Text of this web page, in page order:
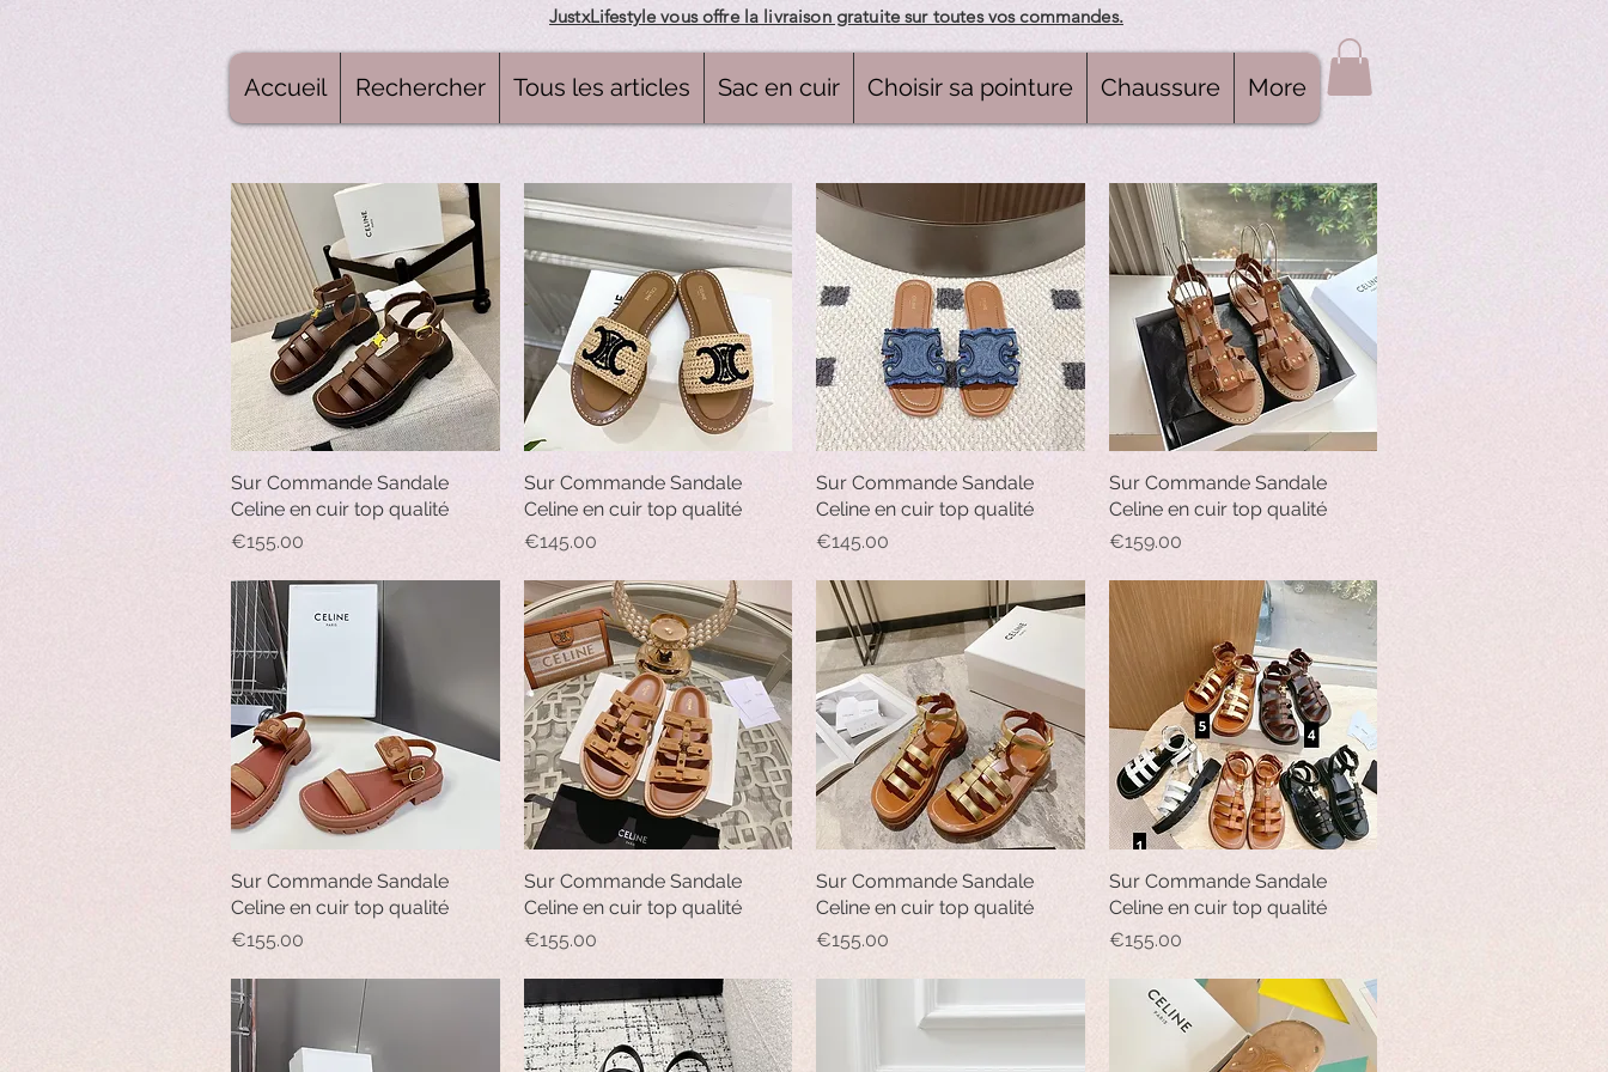
JustxLifestyle vous offre la livraison gratuite sur toutes vos commandes.
Accueil Rechercher Tous les articles Sac en cuir Choisir sa pointure Chaussure More
Quick View
Sur Commande Sandale
Celine en cuir top qualité
Price
€155.00
Quick View
Sur Commande Sandale
Celine en cuir top qualité
Price
€145.00
Quick View
Sur Commande Sandale
Celine en cuir top qualité
Price
€145.00
Quick View
Sur Commande Sandale
Celine en cuir top qualité
Price
€159.00
Quick View
Sur Commande Sandale
Celine en cuir top qualité
Price
€155.00
Quick View
Sur Commande Sandale
Celine en cuir top qualité
Price
€155.00
Quick View
Sur Commande Sandale
Celine en cuir top qualité
Price
€155.00
Quick View
Sur Commande Sandale
Celine en cuir top qualité
Price
€155.00